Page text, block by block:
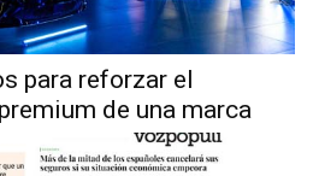
para reforzar el
de una marca